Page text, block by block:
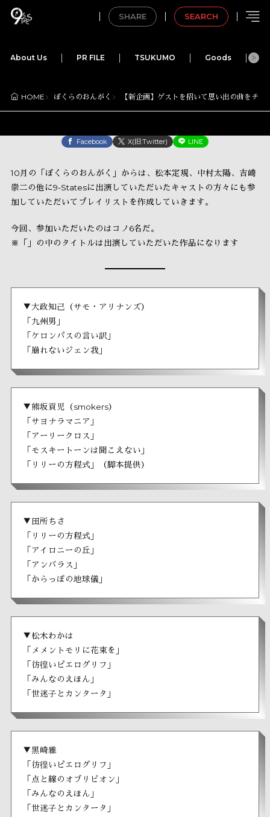
SHARE SEARCH
About Us PR FILE TSUKUMO Goods
HOME ぼくらのおんがく 【新企画】ゲストを招いて思い出の曲をチョ
Facebook X(旧:Twitter) LINE
10月の「ぼくらのおんがく」からは、松本定規、中村太陽、吉﨑
崇二の他に9-Statesに出演していただいたキャストの方々にも参
加していただいてプレイリストを作成していきます。
今回、参加いただいたのはコノ6名だ。
※「」の中のタイトルは出演していただいた作品になります
▼大政知己（サモ・アリナンズ）
「九州男」
「ケロンパスの言い訳」
「崩れないジェン我」
▼熊坂貢児（smokers）
「サヨナラマニア」
「アーリークロス」
「モスキートーンは聞こえない」
「リリーの方程式」（脚本提供）
▼田所ちさ
「リリーの方程式」
「アイロニーの丘」
「アンバラス」
「からっぽの地球儀」
▼松木わかは
「メメントモリに花束を」
「彷徨いピエログリフ」
「みんなのえほん」
「世迷子とカンタータ」
▼黒崎雅
「彷徨いピエログリフ」
「点と線のオブリビオン」
「みんなのえほん」
「世迷子とカンタータ」